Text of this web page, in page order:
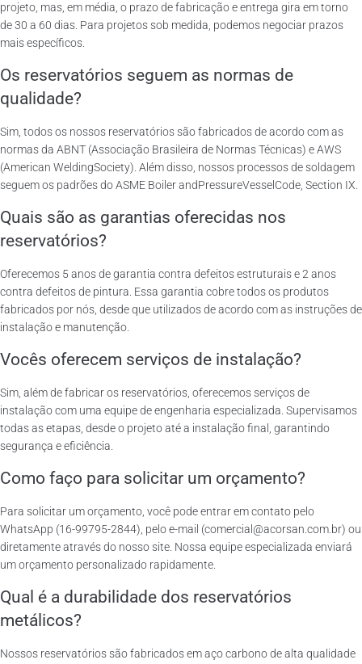
projeto, mas, em média, o prazo de fabricação e entrega gira em torno
de 30 a 60 dias. Para projetos sob medida, podemos negociar prazos
mais específicos.
Os reservatórios seguem as normas de
qualidade?
Sim, todos os nossos reservatórios são fabricados de acordo com as
normas da ABNT (Associação Brasileira de Normas Técnicas) e AWS
(American WeldingSociety). Além disso, nossos processos de soldagem
seguem os padrões do ASME Boiler andPressureVesselCode, Section IX.
Quais são as garantias oferecidas nos
reservatórios?
Oferecemos 5 anos de garantia contra defeitos estruturais e 2 anos
contra defeitos de pintura. Essa garantia cobre todos os produtos
fabricados por nós, desde que utilizados de acordo com as instruções de
instalação e manutenção.
Vocês oferecem serviços de instalação?
Sim, além de fabricar os reservatórios, oferecemos serviços de
instalação com uma equipe de engenharia especializada. Supervisamos
todas as etapas, desde o projeto até a instalação final, garantindo
segurança e eficiência.
Como faço para solicitar um orçamento?
Para solicitar um orçamento, você pode entrar em contato pelo
WhatsApp (16-99795-2844), pelo e-mail (comercial@acorsan.com.br) ou
diretamente através do nosso site. Nossa equipe especializada enviará
um orçamento personalizado rapidamente.
Qual é a durabilidade dos reservatórios
metálicos?
Nossos reservatórios são fabricados em aço carbono de alta qualidade